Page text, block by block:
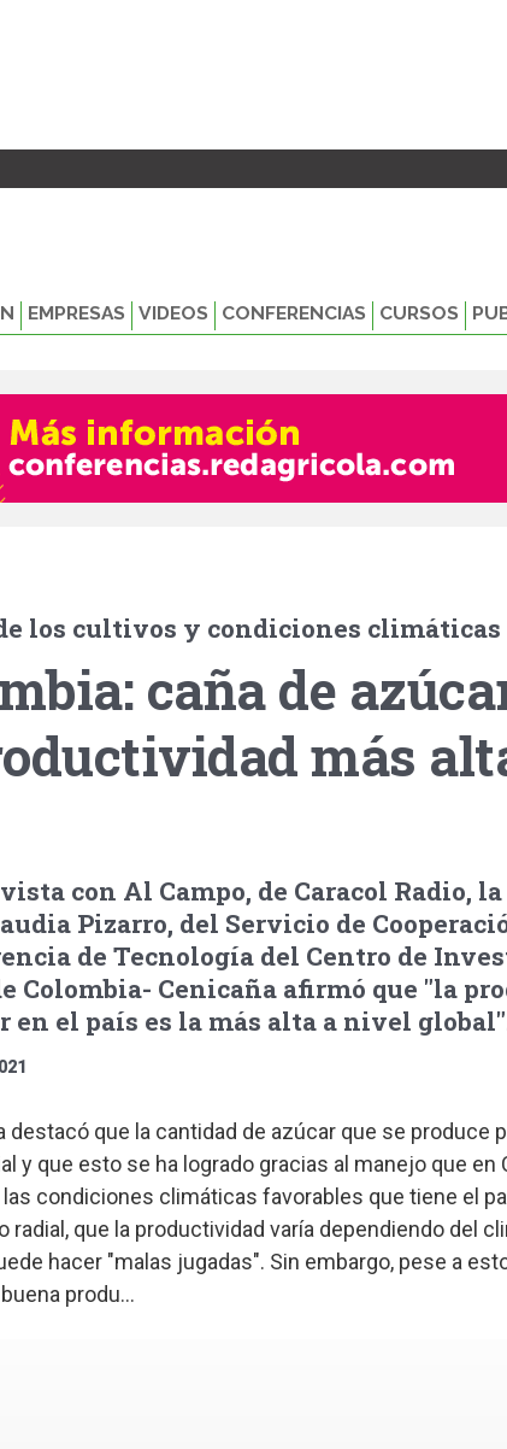
EMPRESAS VIDEOS CONFERENCIAS CURSOS
los cultivos y condiciones
caña de
más
con Al Campo, de Caracol Radio,
Pizarro, del Servicio de
de Tecnología del Centro de
Colombia- Cenicaña afirmó que "la
en el país es la más alta a nivel
destacó que la cantidad de azúcar que se produce
y que esto se ha logrado gracias al manejo que en
condiciones climáticas favorables que tiene el
radial, que la productividad varía dependiendo del
hacer "malas jugadas". Sin embargo, pese a
produ...